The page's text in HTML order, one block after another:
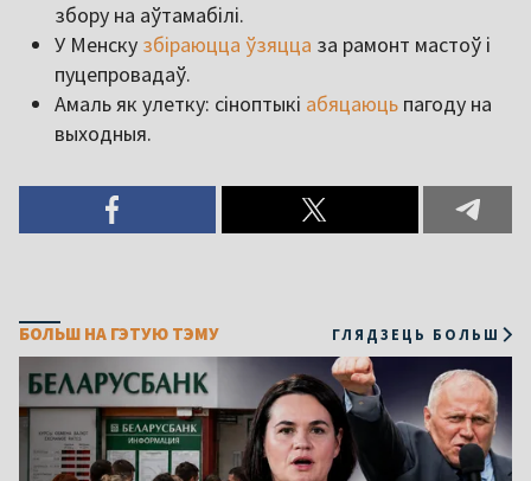
збору на аўтамабілі.
У Менску збіраюцца ўзяцца за рамонт мастоў і
пуцепровадаў.
Амаль як улетку: сіноптыкі абяцаюць пагоду на
выходныя.
БОЛЬШ НА ГЭТУЮ ТЭМУ ГЛЯДЗЕЦЬ БОЛЬШ